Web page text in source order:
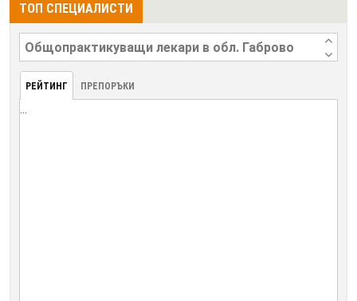
ТОП СПЕЦИАЛИСТИ
РЕЙТИНГ ПРЕПОРЪКИ
...